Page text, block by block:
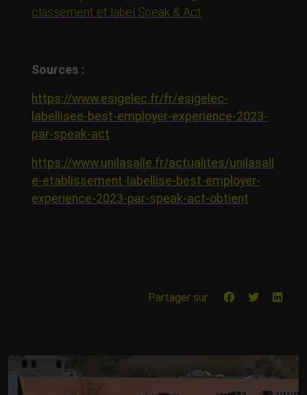
classement et label Speak & Act
Sources :
https://www.esigelec.fr/fr/esigelec-
labellisee-best-employer-experience-2023-
par-speak-act
https://www.unilasalle.fr/actualites/unilasall
e-etablissement-labellise-best-employer-
experience-2023-par-speak-act-obtient
Partager sur :